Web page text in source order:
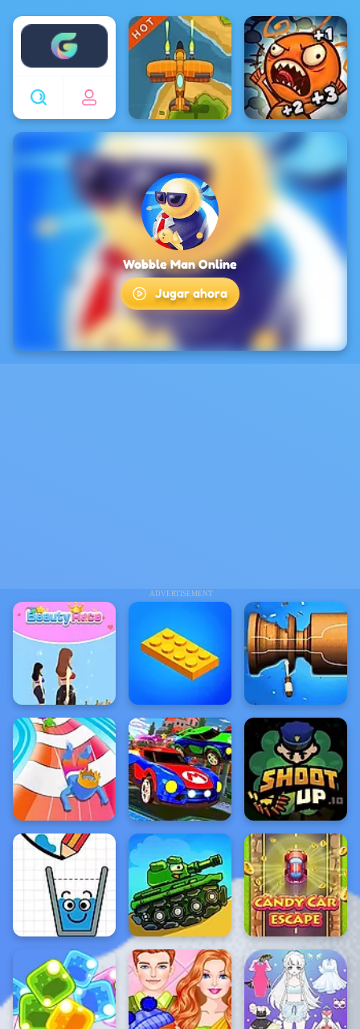
Enjoy4fun
ADVERTISEMENT
Wobble Man Online
Jugar ahora